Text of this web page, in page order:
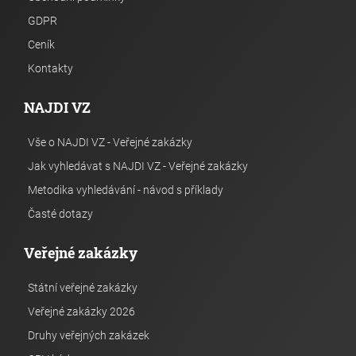
GDPR
Ceník
Kontakty
NAJDI VZ
Vše o NAJDI VZ - Veřejné zakázky
Jak vyhledávat s NAJDI VZ - Veřejné zakázky
Metodika vyhledávání - návod s příklady
Časté dotazy
Veřejné zakázky
Státní veřejné zakázky
Veřejné zakázky 2026
Druhy veřejných zakázek